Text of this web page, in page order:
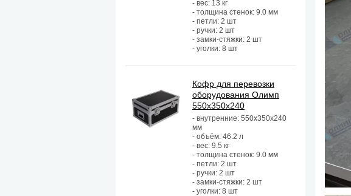
- вес: 13 кг
- толщина стенок: 9.0 мм
- петли: 2 шт
- ручки: 2 шт
- замки-стяжки: 2 шт
- уголки: 8 шт
Кофр для перевозки
оборудования Олимп
550х350х240
- внутренние: 550х350х240
мм
- объём: 46.2 л
- вес: 9.5 кг
- толщина стенок: 9.0 мм
- петли: 2 шт
- ручки: 2 шт
- замки-стяжки: 2 шт
- уголки: 8 шт